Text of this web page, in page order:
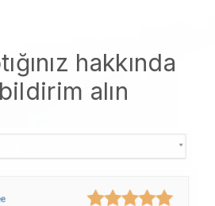
hakkında
alın